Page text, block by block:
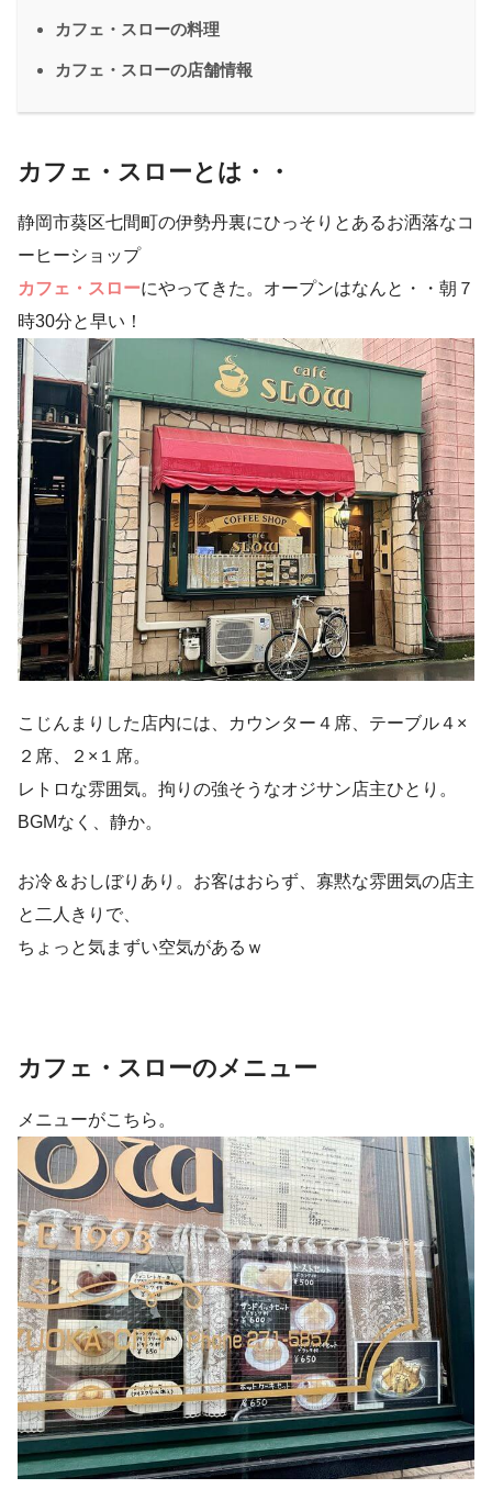
カフェ・スローの料理
カフェ・スローの店舗情報
カフェ・スローとは・・
静岡市葵区七間町の伊勢丹裏にひっそりとあるお洒落なコ
ーヒーショップ
カフェ・スローにやってきた。オープンはなんと・・朝７
時30分と早い！
こじんまりした店内には、カウンター４席、テーブル４×
２席、２×１席。
レトロな雰囲気。拘りの強そうなオジサン店主ひとり。
BGMなく、静か。
お冷＆おしぼりあり。お客はおらず、寡黙な雰囲気の店主
と二人きりで、
ちょっと気まずい空気があるｗ
カフェ・スローのメニュー
メニューがこちら。